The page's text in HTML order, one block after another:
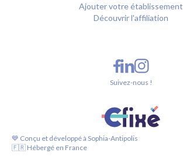
Ajouter votre établissement
Découvrir l'affiliation
💙 Conçu et développé à Sophia-Antipolis
🇫🇷 Hébergé en France
Suivez-nous !